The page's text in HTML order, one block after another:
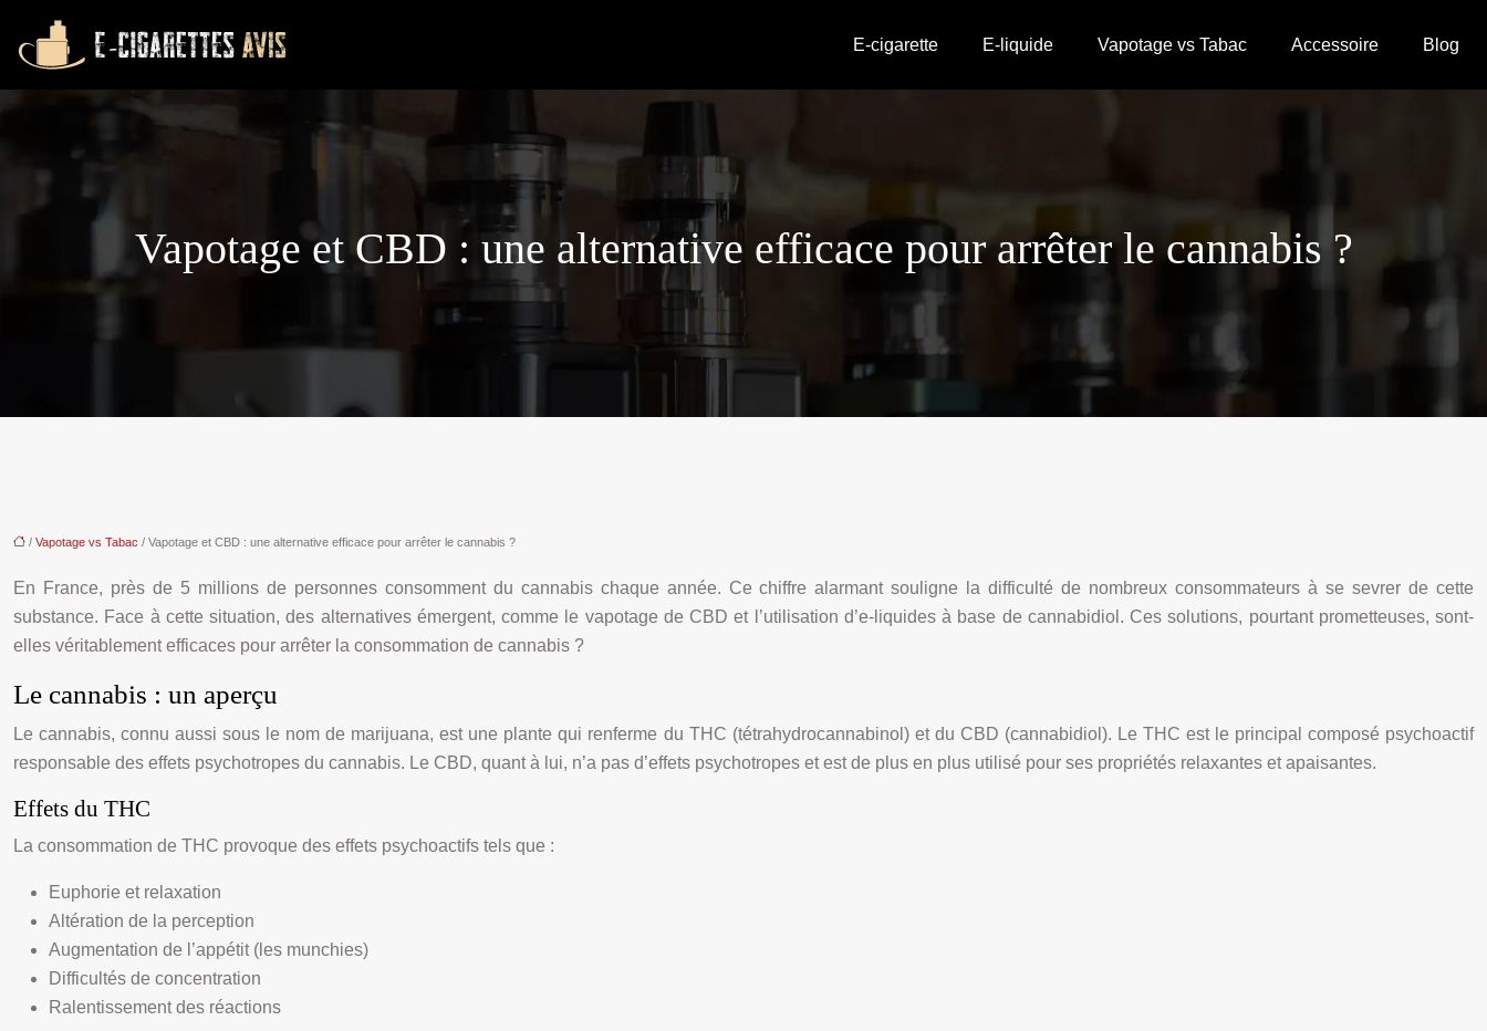
E-cigarette E-liquide Vapotage vs Tabac Accessoire Blog
Vapotage et CBD : une alternative efficace pour arrêter le cannabis ?
/ Vapotage vs Tabac / Vapotage et CBD : une alternative efficace pour arrêter le cannabis ?
En France, près de 5 millions de personnes consomment du cannabis chaque année. Ce chiffre alarmant souligne la difficulté de nombreux consommateurs à se sevrer de cette
substance. Face à cette situation, des alternatives émergent, comme le vapotage de CBD et l’utilisation d’e-liquides à base de cannabidiol. Ces solutions, pourtant prometteuses, sont-
elles véritablement efficaces pour arrêter la consommation de cannabis ?
Le cannabis : un aperçu
Le cannabis, connu aussi sous le nom de marijuana, est une plante qui renferme du THC (tétrahydrocannabinol) et du CBD (cannabidiol). Le THC est le principal composé psychoactif
responsable des effets psychotropes du cannabis. Le CBD, quant à lui, n’a pas d’effets psychotropes et est de plus en plus utilisé pour ses propriétés relaxantes et apaisantes.
Effets du THC
La consommation de THC provoque des effets psychoactifs tels que :
Euphorie et relaxation
Altération de la perception
Augmentation de l’appétit (les munchies)
Difficultés de concentration
Ralentissement des réactions